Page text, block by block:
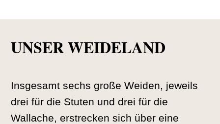
UNSER WEIDELAND
Insgesamt sechs große Weiden, jeweils
drei für die Stuten und drei für die
Wallache, erstrecken sich über eine